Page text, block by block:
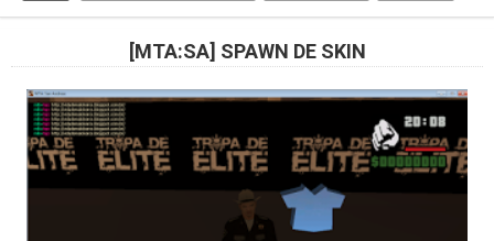
[MTA:SA] SPAWN DE SKIN